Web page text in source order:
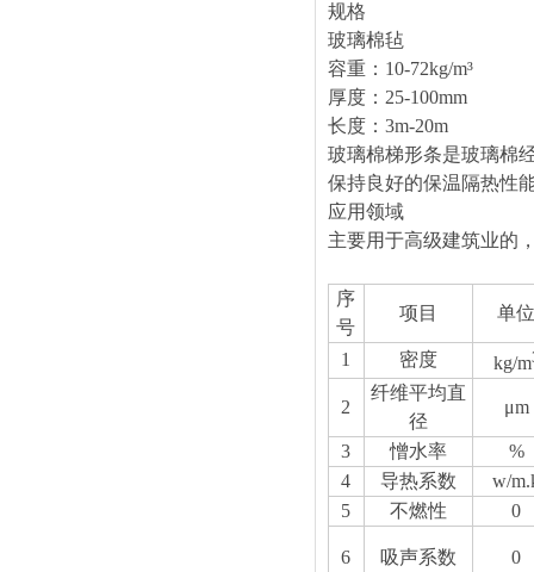
规格
玻璃棉毡
容重： 10-72kg/m³
厚度： 25-100mm
长度：
玻璃棉梯形条是玻璃棉
保持良好的保温隔热性
应用领域
主要用于高级建筑业的
序
号
项目 单
1 密度 kg/m
2
纤维平均直
径
μm
3 憎水率
%
4
导热系数
w/
5
不燃性 0
6 吸声系数 0